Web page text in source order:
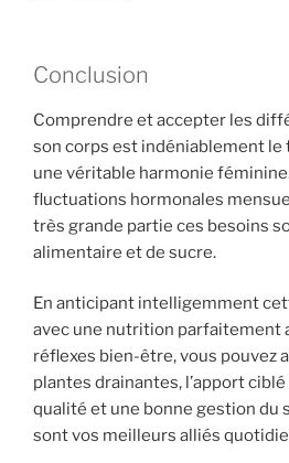
Conclusion
Comprendre et accepter les
son corps est indéniablement le
une véritable harmonie
fluctuations hormonales
très grande partie ces besoins
alimentaire et de sucre.
En anticipant intelligemment
avec une nutrition parfaitement
réflexes bien-être, vous pouvez
plantes drainantes, l’apport
qualité et une bonne gestion du
sont vos meilleurs alliés